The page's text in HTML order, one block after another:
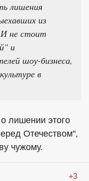
лишения
из
И не стоит
и
шоу-бизнеса,
в
лишении этого
Отечеством",
чужому.
+3